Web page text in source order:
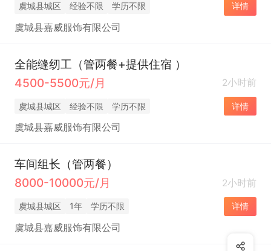
虞城县城区 经验不限 学历不限 详情
虞城县嘉威服饰有限公司
全能缝纫工（管两餐+提供住宿 ）
4500-5500元/月
2小时前
虞城县城区 经验不限 学历不限 详情
虞城县嘉威服饰有限公司
车间组长（管两餐）
8000-10000元/月
2小时前
虞城县城区 1年 学历不限 详情
虞城县嘉威服饰有限公司